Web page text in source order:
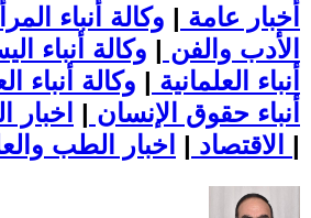
أخبار عامة | وكالة أنباء
الأدب والفن | وكالة أنباء
أنباء العلمانية | وكالة أنباء
أنباء حقوق الإنسان | اخبار
الاقتصاد | |